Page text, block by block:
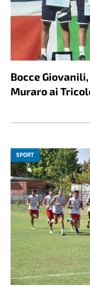
Bocce
Muraro ai
SPORT